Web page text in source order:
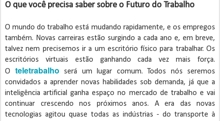
O que você precisa saber sobre o Futuro do Trabalho
O mundo do trabalho está mudando rapidamente, e os empregos
também. Novas carreiras estão surgindo a cada ano e, em breve,
talvez nem precisemos ir a um escritório físico para trabalhar. Os
escritórios virtuais estão ganhando cada vez mais força.
O teletrabalho será um lugar comum. Todos nós seremos
convidados a aprender novas habilidades sob demanda, já que a
inteligência artificial ganha espaço no mercado de trabalho e vai
continuar crescendo nos próximos anos. A era das novas
tecnologias agitou quase todas as indústrias - do transporte à